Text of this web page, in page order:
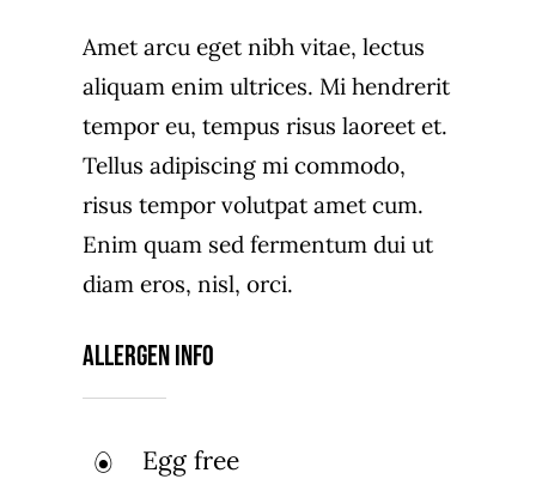
Amet arcu eget nibh vitae, lectus
aliquam enim ultrices. Mi hendrerit
tempor eu, tempus risus laoreet et.
Tellus adipiscing mi commodo,
risus tempor volutpat amet cum.
Enim quam sed fermentum dui ut
diam eros, nisl, orci.
Allergen Info
Egg free